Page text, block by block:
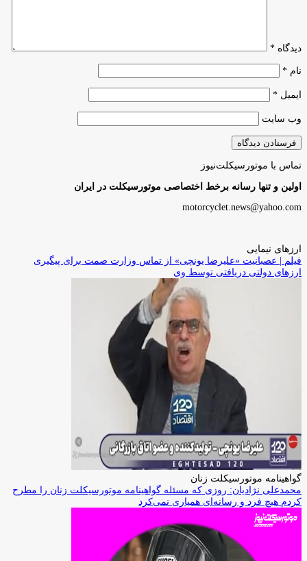
دیدگاه *
نام *
ایمیل *
وب‌ سایت
تماس با موتورسیکلت‌نیوز
اولین و تنها رسانه برخط اختصاصی موتورسیکلت در ایران
motorcyclet.news@yahoo.com
ارزهای نیمایی
فیلم | عصبانیت «علیرضا یونچی» از تماس وزارت صمت برای پیگیری
ارزهای دولتی دریافتی توسط وی
گواهینامه موتورسیکلت زنان
محمدعلی نژادیان: روزی که مسئله گواهینامه موتورسیکلت زنان را مطرح
کردم هیچ فرد و رسانه‌ای همیاری نمی‌کرد